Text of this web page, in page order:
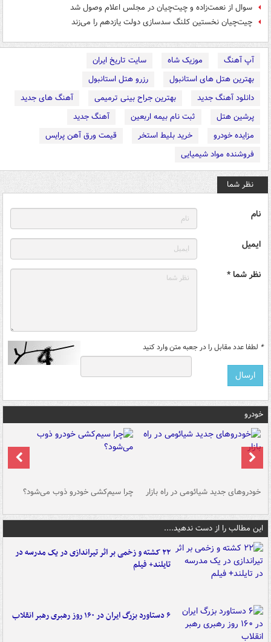
سوال از نعمت‌زاده و چیت‌چیان در مجلس اعلام وصول شد
چیت‌چیان نخستین کلنگ سدسازی دولت یازدهم را می‌زند
آپ آهنگ موزیک شاه
سایت تاریخ ایران
بهترین هتل های استانبول
رزرو هتل استانبول
دانلود آهنگ جدید
بهترین جراح بینی ترمیمی
آهنگ های جدید
پرشین هتل
ثبت نام بیمه اربعین
آهنگ جدید
مزایده خودرو
خرید بلیط استخر
قیمت ورق آهن پرایس
فروشنده مواد شیمیایی
نظر شما
نام
ایمیل
نظر شما *
* لطفا عدد مقابل را در جعبه متن وارد کنید
خودرو
خودروهای جدید شیائومی در راه بازار چرا سیم‌کشی خودرو ذوب می‌شود؟
این مطالب را از دست ندهید....
۲۲ کشته و زخمی بر اثر تیراندازی در یک مدرسه در
تایلند+ فیلم
۶ دستاورد بزرگ ایران در ۱۶۰ روز رهبری رهبر انقلاب